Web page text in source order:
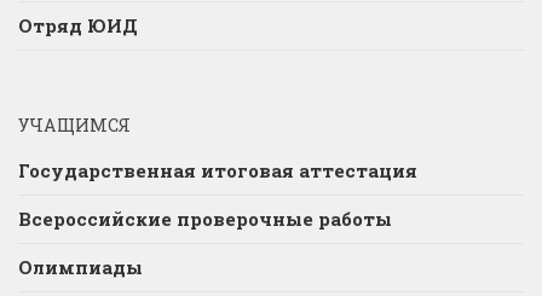
Отряд ЮИД
УЧАЩИМСЯ
Государственная итоговая аттестация
Всероссийские проверочные работы
Олимпиады